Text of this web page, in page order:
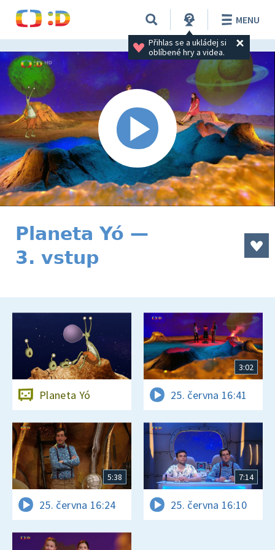
Přihlas se a ukládej si
oblíbené hry a videa.
MENU
Planeta Yó —
3. vstup
Planeta Yó
3:02
25. června 16:41
5:38
25. června 16:24
7:14
25. června 16:10